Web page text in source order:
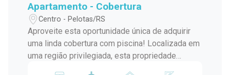
Apartamento - Cobertura
Centro - Pelotas/RS
Aproveite esta oportunidade única de adquirir
uma linda cobertura com piscina! Localizada em
uma região privilegiada, esta propriedade